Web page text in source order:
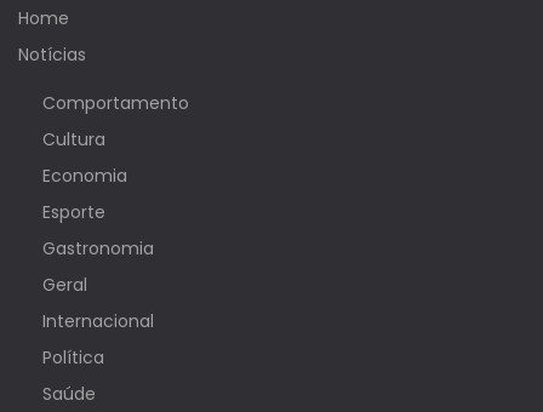
Home
Notícias
Comportamento
Cultura
Economia
Esporte
Gastronomia
Geral
Internacional
Política
Saúde